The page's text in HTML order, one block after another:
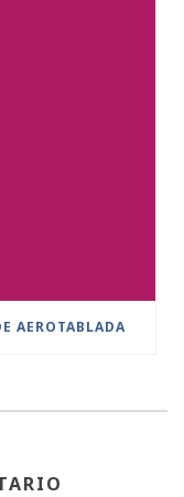
AEROTABLADA